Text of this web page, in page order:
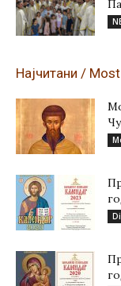
Најчитани /